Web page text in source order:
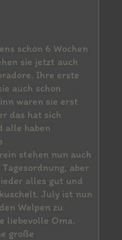
schon 6 Wochen
sie jetzt auch
Ihre erste
auch schon
waren sie erst
das hat sich
alle haben
stehen nun auch
aber
alles gut und
July ist nun
Welpen zu
liebevolle Oma.
große